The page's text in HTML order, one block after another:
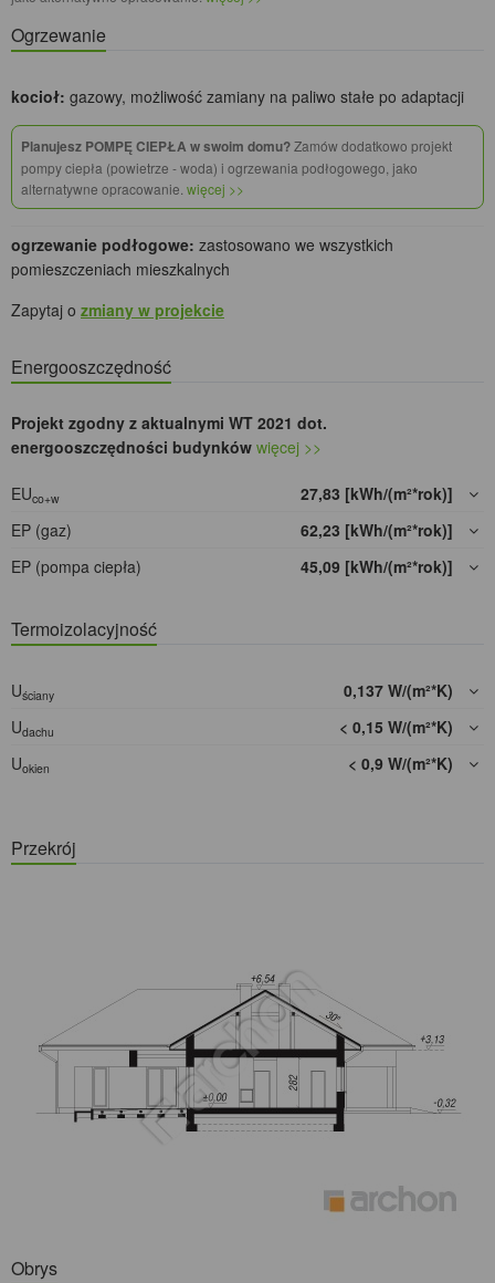
Ogrzewanie
kocioł: gazowy, możliwość zamiany na paliwo stałe po adaptacji
Planujesz POMPĘ CIEPŁA w swoim domu?Zamów dodatkowo projekt
pompy ciepła (powietrze - woda) i ogrzewania podłogowego, jako
alternatywne opracowanie. więcej >>
ogrzewanie podłogowe: zastosowano we wszystkich
pomieszczeniach mieszkalnych
Zapytaj o zmiany w projekcie
Energooszczędność
Projekt zgodny z aktualnymi WT 2021 dot.
energooszczędności budynków więcej >>
EUco+w
27,83 [kWh/(m²*rok)]
EP (gaz)
62,23 [kWh/(m²*rok)]
EP (pompa ciepła)
45,09 [kWh/(m²*rok)]
Termoizolacyjność
Uściany
0,137 W/(m²*K)
Udachu
< 0,15 W/(m²*K)
Uokien < 0,9 W/(m²*K)
Przekrój
Obrys